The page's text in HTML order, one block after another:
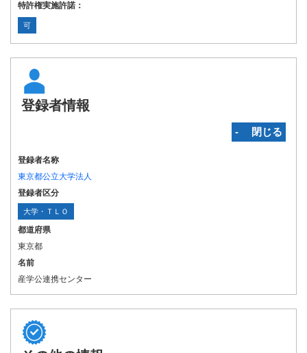
特許権実施許諾：
可
登録者情報
‐ 閉じる
登録者名称
東京都公立大学法人
登録者区分
大学・ＴＬＯ
都道府県
東京都
名前
産学公連携センター